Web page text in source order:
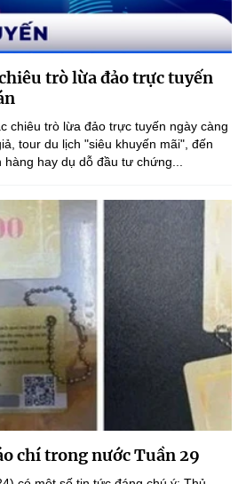
trò lừa đảo trực tuyến
chiêu trò lừa đảo trực tuyến ngày càng
tour du lịch "siêu khuyến mãi", đến
hay dụ dỗ đầu tư chứng...
chí trong nước Tuần 29